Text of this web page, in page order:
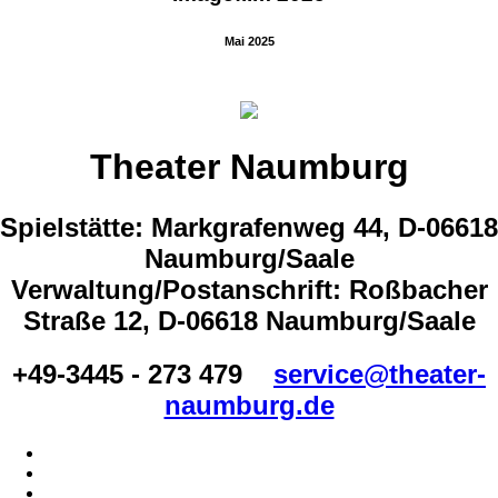
Mai 2025
Theater Naumburg
Spielstätte: Markgrafenweg 44, D-06618
Naumburg/Saale
Verwaltung/Postanschrift: Roßbacher
Straße 12, D-06618 Naumburg/Saale
+49-3445 - 273 479
service@theater-
naumburg.de